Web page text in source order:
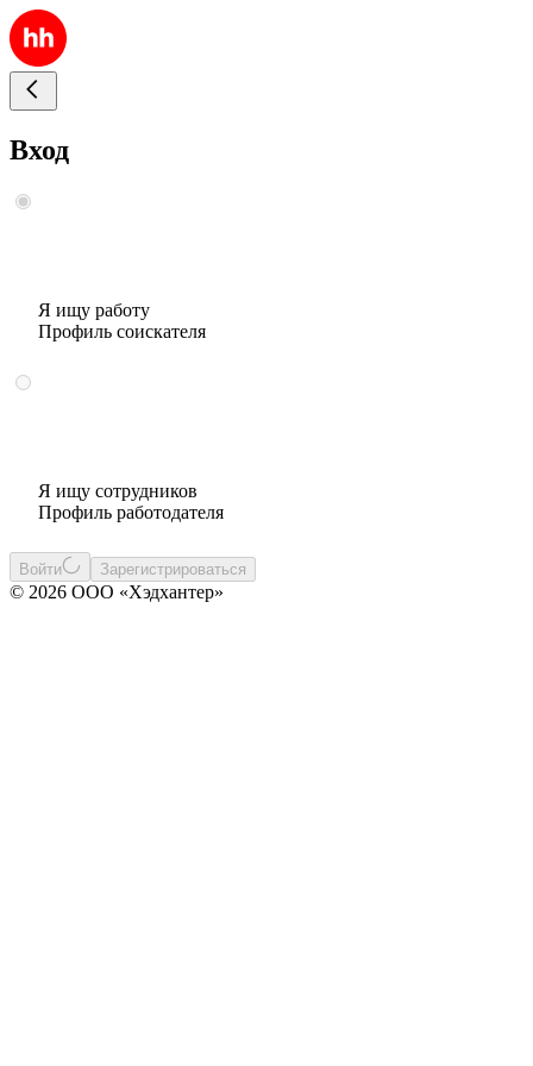
Вход
Я ищу работу
Профиль соискателя
Я ищу сотрудников
Профиль работодателя
Войти Зарегистрироваться
© 2026 ООО «Хэдхантер»